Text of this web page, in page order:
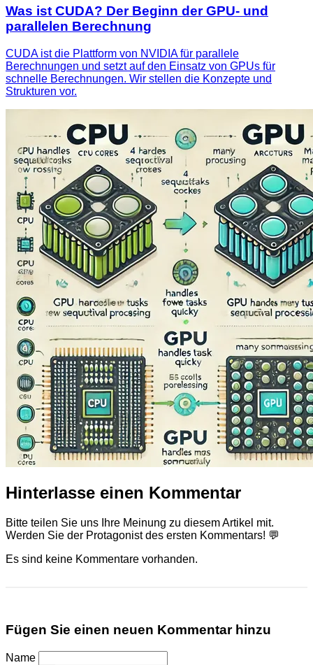
Was ist CUDA? Der Beginn der GPU- und
parallelen Berechnung
CUDA ist die Plattform von NVIDIA für parallele
Berechnungen und setzt auf den Einsatz von GPUs für
schnelle Berechnungen. Wir stellen die Konzepte und
Strukturen vor.
Hinterlasse einen Kommentar
Bitte teilen Sie uns Ihre Meinung zu diesem Artikel mit.
Werden Sie der Protagonist des ersten Kommentars! 💬
Es sind keine Kommentare vorhanden.
Fügen Sie einen neuen Kommentar hinzu
Name